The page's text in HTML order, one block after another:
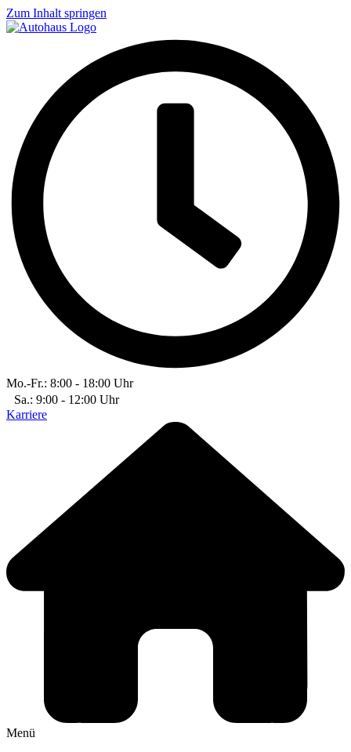
Zum Inhalt springen
Mo.-Fr.: 8:00 - 18:00 Uhr
Sa.: 9:00 - 12:00 Uhr
Karriere
Menü